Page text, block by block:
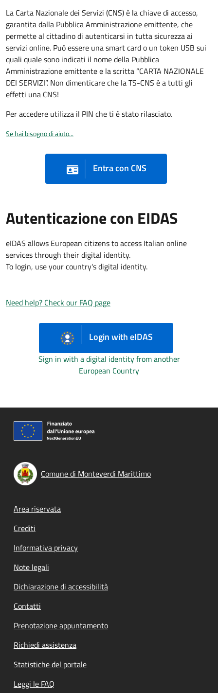
La Carta Nazionale dei Servizi (CNS) è la chiave di accesso,
garantita dalla Pubblica Amministrazione emittente, che
permette al cittadino di autenticarsi in tutta sicurezza ai
servizi online. Può essere una smart card o un token USB sui
quali quale sono indicati il nome della Pubblica
Amministrazione emittente e la scritta “CARTA NAZIONALE
DEI SERVIZI”. Non dimenticare che la TS-CNS è a tutti gli
effetti una CNS!
Per accedere utilizza il PIN che ti è stato rilasciato.
Se hai bisogno di aiuto...
Entra con CNS
Autenticazione con EIDAS
eIDAS allows European citizens to access Italian online
services through their digital identity.
To login, use your country's digital identity.
Need help? Check our FAQ page
Login with eIDAS
Sign in with a digital identity from another
European Country
Comune di Monteverdi Marittimo
Footer menu
Area riservata
Crediti
Informativa privacy
Note legali
Dichiarazione di accessibilità
Contatti
Prenotazione appuntamento
Richiedi assistenza
Statistiche del portale
Leggi le FAQ